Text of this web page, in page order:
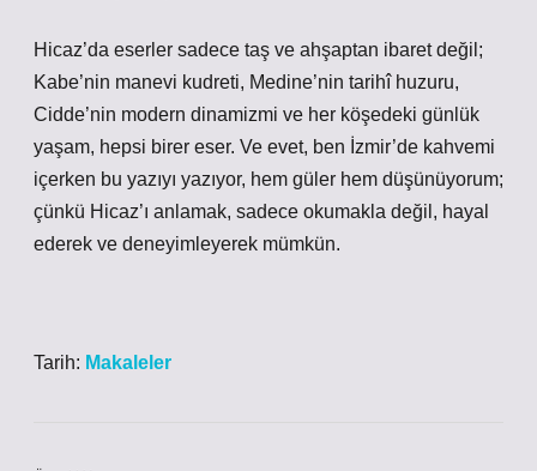
Hicaz’da eserler sadece taş ve ahşaptan ibaret değil;
Kabe’nin manevi kudreti, Medine’nin tarihî huzuru,
Cidde’nin modern dinamizmi ve her köşedeki günlük
yaşam, hepsi birer eser. Ve evet, ben İzmir’de kahvemi
içerken bu yazıyı yazıyor, hem güler hem düşünüyorum;
çünkü Hicaz’ı anlamak, sadece okumakla değil, hayal
ederek ve deneyimleyerek mümkün.
Tarih: Makaleler